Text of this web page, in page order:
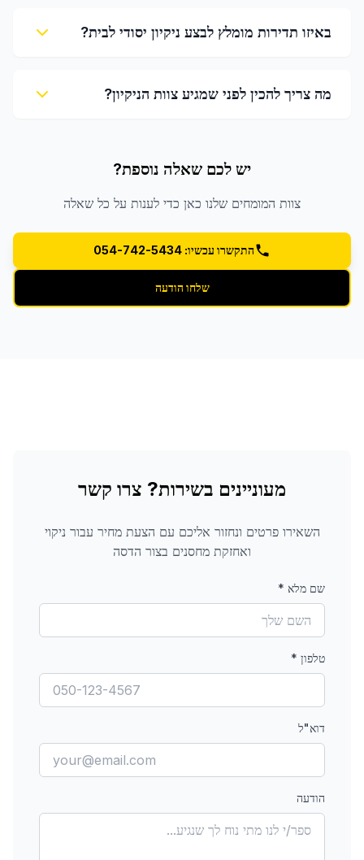
באיזו תדירות מומלץ לבצע ניקיון יסודי לבית?
מה צריך להכין לפני שמגיע צוות הניקיון?
יש לכם שאלה נוספת?
צוות המומחים שלנו כאן כדי לענות על כל שאלה
התקשרו עכשיו: 054-742-5434
שלחו הודעה
מעוניינים בשירות? צרו קשר
השאירו פרטים ונחזור אליכם עם הצעת מחיר עבור ניקוי
ואחזקת מחסנים בצור הדסה
שם מלא *
טלפון *
דוא"ל
הודעה